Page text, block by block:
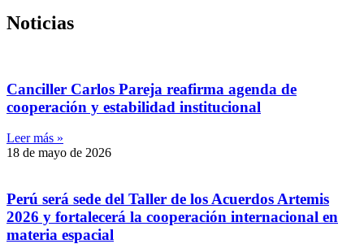
Noticias
Canciller Carlos Pareja reafirma agenda de
cooperación y estabilidad institucional
Leer más »
18 de mayo de 2026
Perú será sede del Taller de los Acuerdos Artemis
2026 y fortalecerá la cooperación internacional en
materia espacial